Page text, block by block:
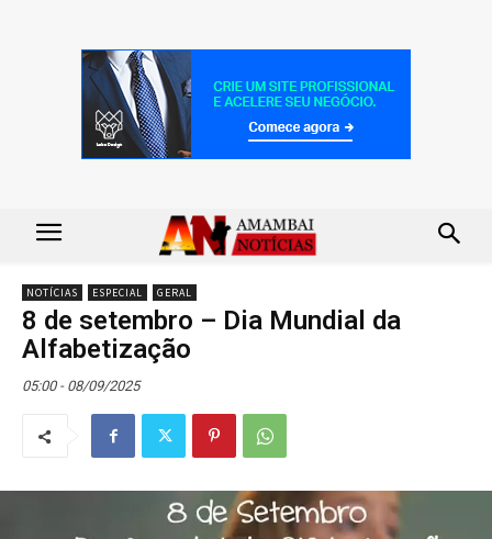
NOTÍCIAS ESPECIAL GERAL
8 de setembro – Dia Mundial da
Alfabetização
05:00 - 08/09/2025